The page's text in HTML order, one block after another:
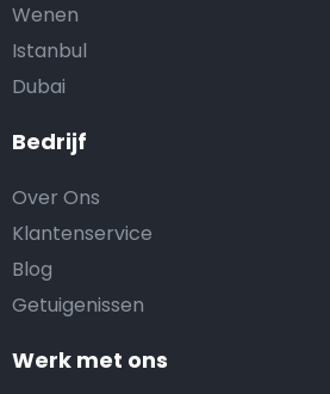
Bedrijf
Over Ons
Klantenservice
Blog
Getuigenissen
Werk met ons
Wenen
Istanbul
Dubai